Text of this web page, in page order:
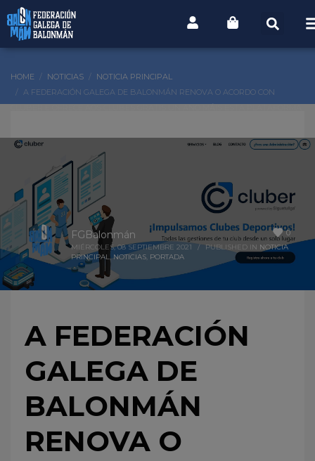
HOME NOTICIAS
NOTICIA PRINCIPAL
A FEDERACIÓN GALEGA DE BALONMÁN RENOVA O ACORDO CON
0
FGBalonmán
MIÉRCOLES, 08 SEPTIEMBRE 2021 / PUBLISHED IN NOTICIA
PRINCIPAL,NOTICIAS, PORTADA
A FEDERACIÓN
GALEGA DE
BALONMÁN
RENOVA O